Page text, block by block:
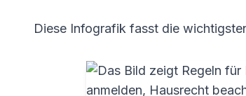
Diese Infografik fasst die